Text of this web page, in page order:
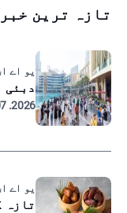
تازہ ترین
یو اے
دبئی
2026. 07. 22
یو اے
تازہ